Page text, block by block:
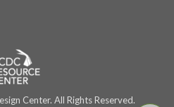
Center. All Rights Reserved.